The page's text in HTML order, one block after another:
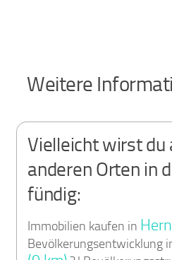
Weitere
Vielleicht wirst du
anderen Orten in
fündig:
Immobilien kaufen in
Bevölkerungsentwicklung